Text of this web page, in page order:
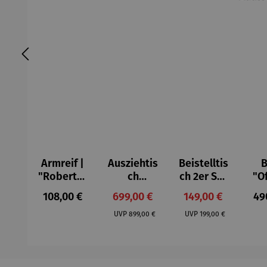
Armreif |
"Roberta"
– Anna
Mütz
Regulärer Preis:
108,00 €
Ausziehtis
ch
Aluminium
– Valor
Verkaufspreis:
699,00 €
UVP Regulärer Preis:
899,00 €
Beistelltis
ch 2er Set
– Dalias
Verkaufspreis:
149,00 €
UVP Regulärer Preis:
199,00 €